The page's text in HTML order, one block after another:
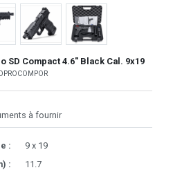
SD Compact 4.6" Black Cal. 9x19
à fournir
:
9 x 19
:
11.7